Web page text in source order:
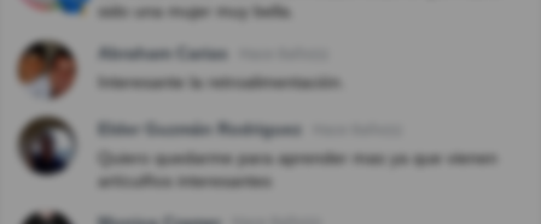
sido una mujer muy bella.
Abraham Carias
Interesante la retroalimentación.
Elder Guzmán Rodriguez
Quiero quedarme para aprender mas ya que vienen
artículños interesantes